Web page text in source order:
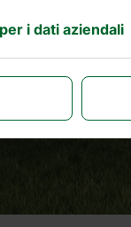
i dati aziendali